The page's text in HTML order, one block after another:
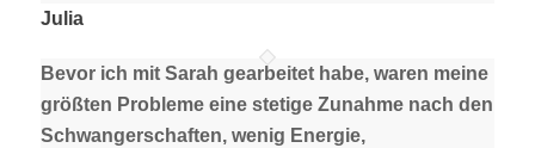
Julia
Bevor ich mit Sarah gearbeitet habe, waren meine
größten Probleme eine stetige Zunahme nach den
Schwangerschaften, wenig Energie,